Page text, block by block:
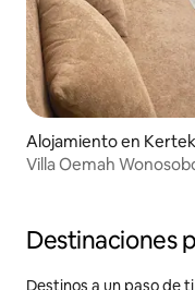
Alojamiento en Kertek
Villa Oemah
Destinaciones
Destinos a un paso de ti